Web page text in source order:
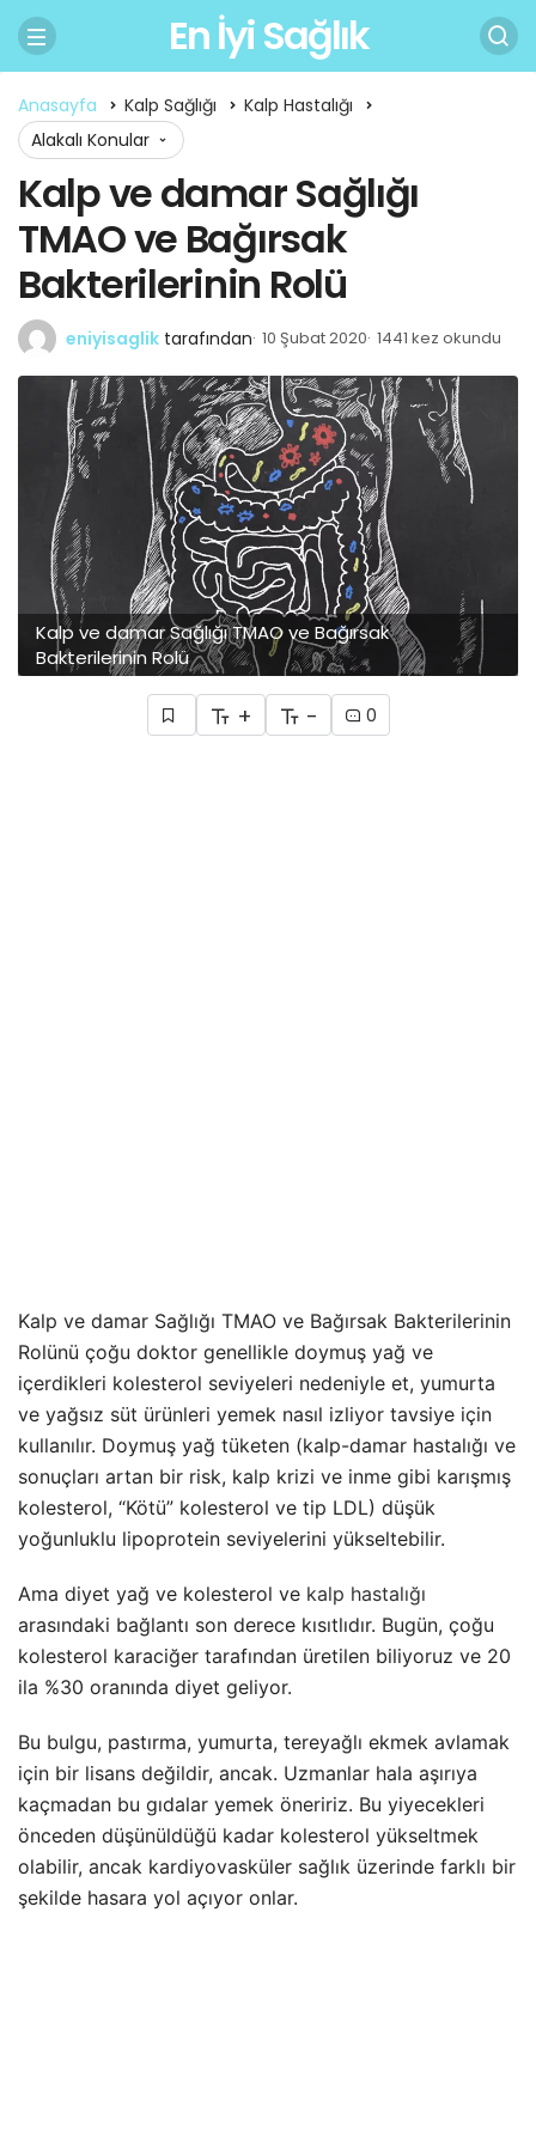
En İyi Sağlık
Anasayfa Kalp Sağlığı
Kalp Hastalığı
Alakalı Konular
Kalp ve damar Sağlığı
TMAO ve Bağırsak
Bakterilerinin Rolü
eniyisaglik tarafından 10 Şubat 2020 1441 kez okundu
Kalp ve damar Sağlığı TMAO ve Bağırsak
Bakterilerinin Rolü
+ - 0
Kalp ve damar Sağlığı TMAO ve Bağırsak Bakterilerinin
Rolünü çoğu doktor genellikle doymuş yağ ve
içerdikleri kolesterol seviyeleri nedeniyle et, yumurta
ve yağsız süt ürünleri yemek nasıl izliyor tavsiye için
kullanılır. Doymuş yağ tüketen (kalp-damar hastalığı ve
sonuçları artan bir risk, kalp krizi ve inme gibi karışmış
kolesterol, “Kötü” kolesterol ve tip LDL) düşük
yoğunluklu lipoprotein seviyelerini yükseltebilir.
Ama diyet yağ ve kolesterol ve kalp hastalığı
arasındaki bağlantı son derece kısıtlıdır. Bugün, çoğu
kolesterol karaciğer tarafından üretilen biliyoruz ve 20
ila %30 oranında diyet geliyor.
Bu bulgu, pastırma, yumurta, tereyağlı ekmek avlamak
için bir lisans değildir, ancak. Uzmanlar hala aşırıya
kaçmadan bu gıdalar yemek öneririz. Bu yiyecekleri
önceden düşünüldüğü kadar kolesterol yükseltmek
olabilir, ancak kardiyovasküler sağlık üzerinde farklı bir
şekilde hasara yol açıyor onlar.